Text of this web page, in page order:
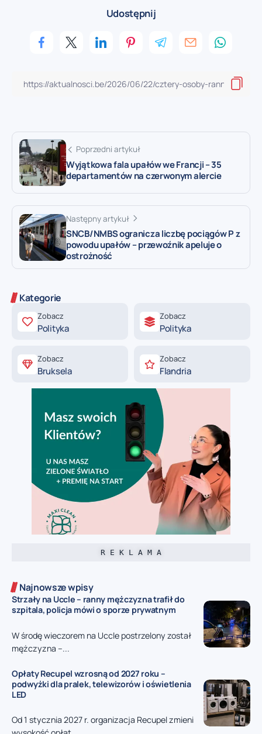
Udostępnij
Poprzedni artykuł
Wyjątkowa fala upałów we Francji – 35
departamentów na czerwonym alercie
Następny artykuł
SNCB/NMBS ogranicza liczbę pociągów P z
powodu upałów – przewoźnik apeluje o
ostrożność
Kategorie
Zobacz
Polityka
Zobacz
Polityka
Zobacz
Bruksela
Zobacz
Flandria
R E K L A M A
Najnowsze wpisy
Strzały na Uccle – ranny mężczyzna trafił do
szpitala, policja mówi o sporze prywatnym
W środę wieczorem na Uccle postrzelony został
mężczyzna –...
Opłaty Recupel wzrosną od 2027 roku –
podwyżki dla pralek, telewizorów i oświetlenia
LED
Od 1 stycznia 2027 r. organizacja Recupel zmieni